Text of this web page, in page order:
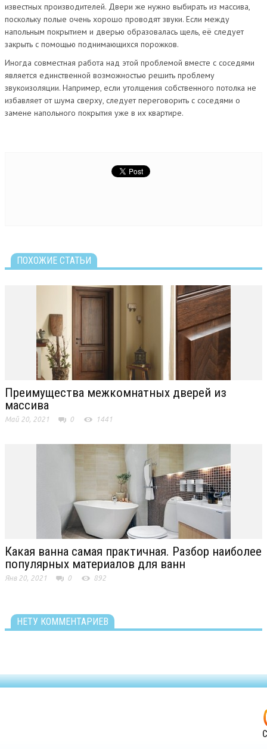
известных производителей. Двери же нужно выбирать из массива,
поскольку полые очень хорошо проводят звуки. Если между
напольным покрытием и дверью образовалась щель, её следует
закрыть с помощью поднимающихся порожков.
Иногда совместная работа над этой проблемой вместе с соседями
является единственной возможностью решить проблему
звукоизоляции. Например, если утолщения собственного потолка не
избавляет от шума сверху, следует переговорить с соседями о
замене напольного покрытия уже в их квартире.
ПОХОЖИЕ СТАТЬИ
Преимущества межкомнатных дверей из
массива
Май 20, 2021 0 1441
Какая ванна самая практичная. Разбор наиболее
популярных материалов для ванн
Янв 20, 2021 0 892
НЕТУ КОММЕНТАРИЕВ